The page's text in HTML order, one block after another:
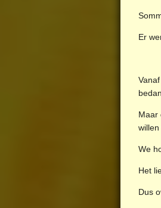
Er
Maar
willen
We
Het
Dus